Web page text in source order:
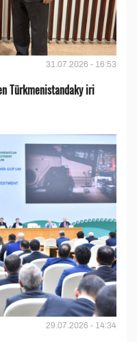
31.07.2026 - 16:53
Türkmenistandaky iri
29.07.2026 - 14:34